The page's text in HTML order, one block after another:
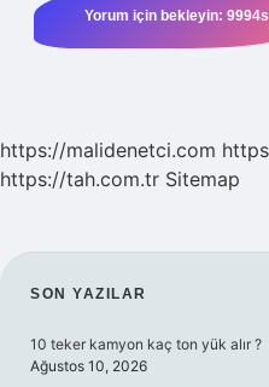
https://malidenetci.com
https://tah.com.tr Sitemap
SIDEBAR
SON YAZILAR
10 teker kamyon kaç ton yük alır ?
Ağustos 10, 2026